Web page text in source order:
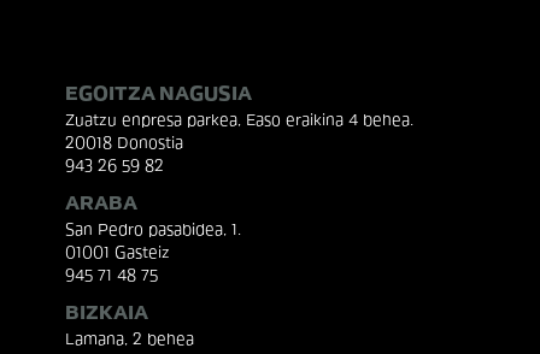
EGOITZA NAGUSIA
Zuatzu enpresa parkea, Easo eraikina 4 behea.
20018 Donostia
943 26 59 82
ARABA
San Pedro pasabidea, 1.
01001 Gasteiz
945 71 48 75
BIZKAIA
Lamana, 2 behea